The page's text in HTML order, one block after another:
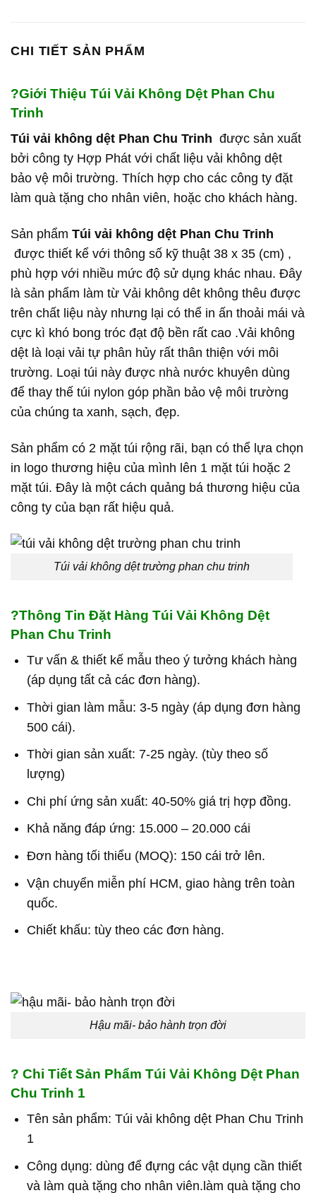
CHI TIẾT SẢN PHẨM
?Giới Thiệu Túi Vải Không Dệt Phan Chu
Trinh
Túi vải không dệt Phan Chu Trinh được sản xuất
bởi công ty Hợp Phát với chất liệu vải không dệt
bảo vệ môi trường. Thích hợp cho các công ty đặt
làm quà tặng cho nhân viên, hoặc cho khách hàng.
Sản phẩm Túi vải không dệt Phan Chu Trinh
được thiết kể với thông số kỹ thuật 38 x 35 (cm) ,
phù hợp với nhiều mức độ sử dụng khác nhau. Đây
là sản phẩm làm từ Vải không dêt không thêu được
trên chất liệu này nhưng lại có thể in ấn thoải mái và
cực kì khó bong tróc đạt độ bền rất cao .Vải không
dệt là loại vải tự phân hủy rất thân thiện với môi
trường. Loại túi này được nhà nước khuyên dùng
để thay thế túi nylon góp phần bảo vệ môi trường
của chúng ta xanh, sạch, đẹp.
Sản phẩm có 2 mặt túi rộng rãi, bạn có thể lựa chọn
in logo thương hiệu của mình lên 1 mặt túi hoặc 2
mặt túi. Đây là một cách quảng bá thương hiệu của
công ty của bạn rất hiệu quả.
Túi vải không dệt trường phan chu trinh
?Thông Tin Đặt Hàng Túi Vải Không Dệt
Phan Chu Trinh
Tư vấn & thiết kế mẫu theo ý tưởng khách hàng
(áp dụng tất cả các đơn hàng).
Thời gian làm mẫu: 3-5 ngày (áp dụng đơn hàng
500 cái).
Thời gian sản xuất: 7-25 ngày. (tùy theo số
lượng)
Chi phí ứng sản xuất: 40-50% giá trị hợp đồng.
Khả năng đáp ứng: 15.000 – 20.000 cái
Đơn hàng tối thiểu (MOQ): 150 cái trở lên.
Vận chuyển miễn phí HCM, giao hàng trên toàn
quốc.
Chiết khấu: tùy theo các đơn hàng.
Hậu mãi- bảo hành trọn đời
? Chi Tiết Sản Phẩm Túi Vải Không Dệt Phan
Chu Trinh 1
Tên sản phẩm: Túi vải không dệt Phan Chu Trinh
1
Công dụng: dùng để đựng các vật dụng cần thiết
và làm quà tặng cho nhân viên.làm quà tặng cho